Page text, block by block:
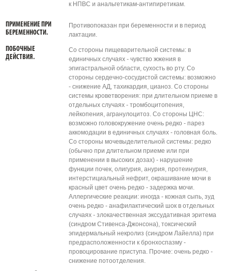
к НПВС и анальгетикам-антипиретикам.
ПРИМЕНЕНИЕ ПРИ
БЕРЕМЕННОСТИ.
Противопоказан при беременности и в период
лактации.
ПОБОЧНЫЕ
ДЕЙСТВИЯ.
Со стороны пищеварительной системы: в
единичных случаях - чувство жжения в
эпигастральной области, сухость во рту. Со
стороны сердечно-сосудистой системы: возможно
- снижение АД, тахикардия, цианоз. Со стороны
системы кроветворения: при длительном приеме в
отдельных случаях - тромбоцитопения,
лейкопения, агранулоцитоз. Со стороны ЦНС:
возможно головокружение очень редко - парез
аккомодации в единичных случаях - головная боль.
Со стороны мочевыделительной системы: редко
(обычно при длительном приеме или при
применении в высоких дозах) - нарушение
функции почек, олигурия, анурия, протеинурия,
интерстициальный нефрит, окрашивание мочи в
красный цвет очень редко - задержка мочи.
Аллергические реакции: иногда - кожная сыпь, зуд
очень редко - анафилактический шок в отдельных
случаях - злокачественная экссудативная эритема
(синдром Стивенса-Джонсона), токсический
эпидермальный некролиз (синдром Лайелла) при
предрасположенности к бронхоспазму -
провоцирование приступа. Прочие: очень редко -
снижение потоотделения.